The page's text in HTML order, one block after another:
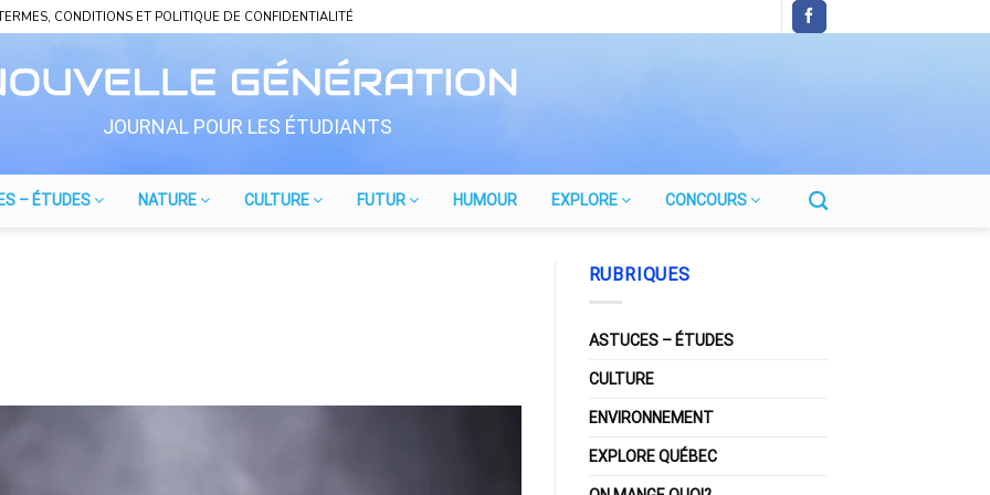
CONDITIONS ET POLITIQUE DE CONFIDENTIALITÉ
JOURNAL POUR LES ÉTUDIANTS
– ÉTUDES NATURE CULTURE FUTUR HUMOUR EXPLORE CONCOURS
RUBRIQUES
ASTUCES – ÉTUDES
CULTURE
ENVIRONNEMENT
EXPLORE QUÉBEC